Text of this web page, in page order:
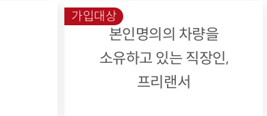
가입대상
본인명의의 차량을
소유하고 있는 직장인,
프리랜서